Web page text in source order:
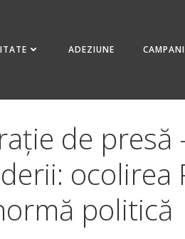
ADEZIUNE
de
politică